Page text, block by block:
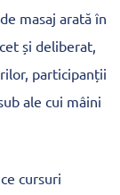
masaj arată în
și deliberat,
participanții
ale cui mâini
cursuri